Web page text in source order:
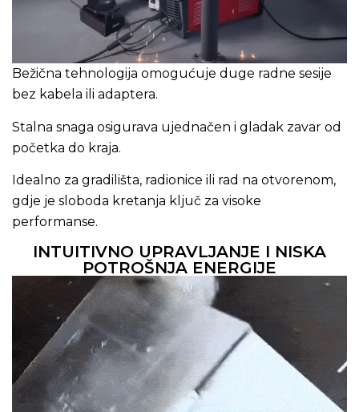
Bežična tehnologija omogućuje duge radne sesije
bez kabela ili adaptera.
Stalna snaga osigurava ujednačen i gladak zavar od
početka do kraja.
Idealno za gradilišta, radionice ili rad na otvorenom,
gdje je sloboda kretanja ključ za visoke
performanse.
INTUITIVNO UPRAVLJANJE I NISKA
POTROŠNJA ENERGIJE